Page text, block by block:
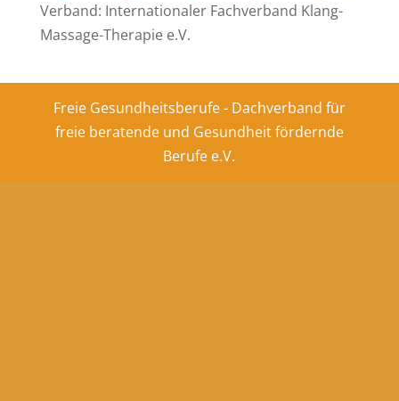
Verband: Internationaler Fachverband Klang-
Massage-Therapie e.V.
Freie Gesundheitsberufe - Dachverband für
freie beratende und Gesundheit fördernde
Berufe e.V.